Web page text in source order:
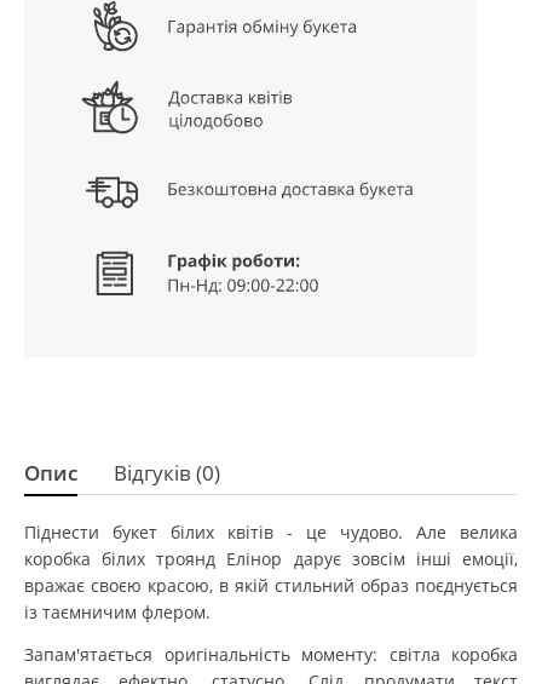
Опис Відгуків (0)
Піднести букет білих квітів - це чудово. Але велика
коробка білих троянд Елінор дарує зовсім інші емоції,
вражає своєю красою, в якій стильний образ поєднується
із таємничим флером.
Запам'ятається оригінальність моменту: світла коробка